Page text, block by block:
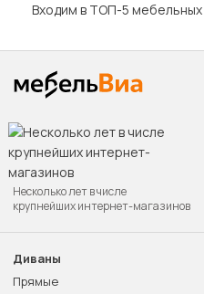
Входим в ТОП-5
Несколько лет в числе
крупнейших интернет-магазинов
Диваны
Прямые